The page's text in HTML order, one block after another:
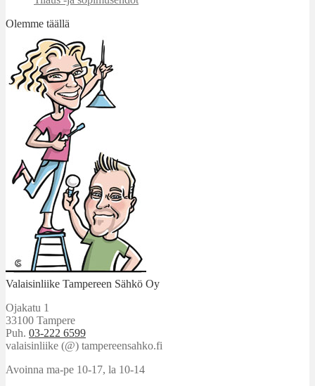
Olemme täällä
Valaisinliike Tampereen Sähkö Oy
Ojakatu 1
33100 Tampere
Puh. 03-222 6599
valaisinliike (@) tampereensahko.fi
Avoinna ma-pe 10-17, la 10-14